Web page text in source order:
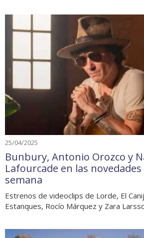
25/04/2025
Bunbury, Antonio Orozco y
Lafourcade en las
semana
Estrenos de videoclips de Lorde, El
Estanques, Rocío Márquez y Zara